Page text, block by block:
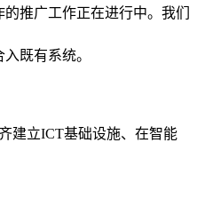
推广工作正在进行中。我们
既有系统。
建立ICT基础设施、在智能